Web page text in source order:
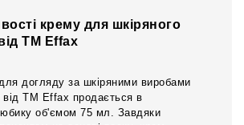
крему для шкіряного
ТМ Effax
догляду за шкіряними виробами
ТМ Effax продається в
об'ємом 75 мл. Завдяки